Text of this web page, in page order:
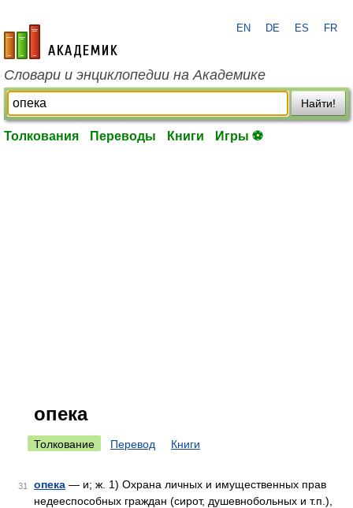
academic.ru
EN DE ES FR
Словари и энциклопедии на Академике
Найти!
Толкования Переводы Книги Игры ⚽
опека
Толкование Перевод Книги
31 опека — и; ж. 1) Охрана личных и имущественных прав
недееспособных граждан (сирот, душевнобольных и т.п.),